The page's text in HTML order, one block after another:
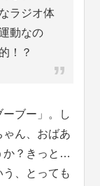
ラジオ体
動なの
！？
ブー」。し
ん、おばあ
か？きっと…
う、とっても